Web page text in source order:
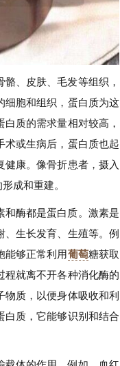
、皮肤、毛发等组织，
细胞和组织，蛋白质为这
质的需求量相对较高，
术或生病后，蛋白质也起
康。像骨折患者，摄入
成和重建。
和酶都是蛋白质。激素是
生长发育、生殖等。例
能够正常利用葡萄糖获取
程就离不开各种消化酶的
质，以便身体吸收和利
白质，它能够识别和结合